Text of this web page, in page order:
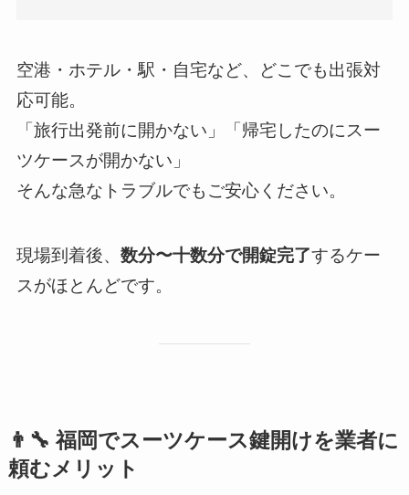
空港・ホテル・駅・自宅など、どこでも出張対
応可能。
「旅行出発前に開かない」「帰宅したのにスー
ツケースが開かない」
そんな急なトラブルでもご安心ください。
現場到着後、 数分〜十数分で開錠完了するケー
スがほとんどです。
👨‍🔧 福岡でスーツケース鍵開けを業者に
頼むメリット